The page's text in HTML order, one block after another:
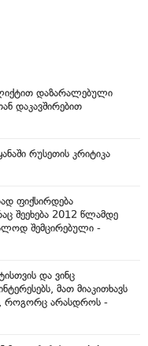
დაზარალებული
დაკავშირებით
რუსეთის კრიტიკა
ფიქსირდება
შეეხება 2012 წლამდე
შემცირებული -
და ვინც
მათ მიაკითხავს
როგორც არასდროს -